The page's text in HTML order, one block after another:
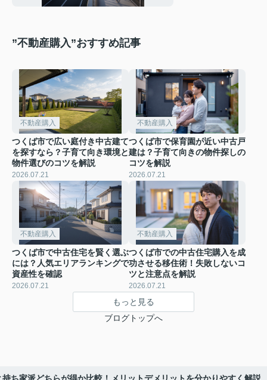
”不動産購入”おすすめ記事
不動産購入
つくば市で広い庭付き中古建て
を探すなら？子育て向き環境と
物件選びのコツを解説
2026.07.21
不動産購入
つくば市で保育園が近い中古戸
建は？子育て向きの物件探しの
コツを解説
2026.07.21
不動産購入
つくば市で中古住宅を賢く選ぶ
には？人気エリアランキングで
資産性を確認
2026.07.21
不動産購入
つくば市での中古住宅購入を成
功させる移住術！失敗しないコ
ツと注意点を解説
2026.07.21
もっと見る
ブログトップへ